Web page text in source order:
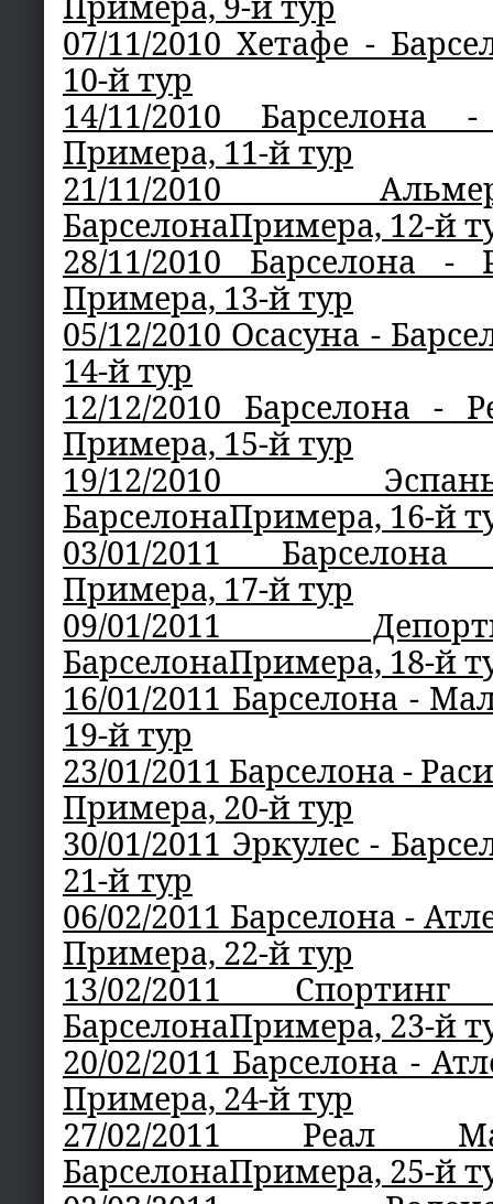
07/11/2010 Хетафе -
10-й тур
14/11/2010 Барселона
Примера, 11-й тур
21/11/2010
БарселонаПримера, 12-й
28/11/2010 Барселона -
Примера, 13-й тур
05/12/2010 Осасуна -
14-й тур
12/12/2010 Барселона -
Примера, 15-й тур
19/12/2010
БарселонаПримера, 16-й
03/01/2011
Примера, 17-й тур
09/01/2011
БарселонаПримера, 18-й
16/01/2011 Барселона -
19-й тур
23/01/2011 Барселона -
Примера, 20-й тур
30/01/2011 Эркулес -
21-й тур
06/02/2011 Барселона -
Примера, 22-й тур
13/02/2011
БарселонаПримера, 23-й
20/02/2011 Барселона -
Примера, 24-й тур
27/02/2011 Реал
БарселонаПримера, 25-й